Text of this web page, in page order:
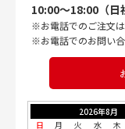
10:00〜18:00（日
※お電話でのご注文は
※お電話でのお問い
2026年8月
日
月 火 水 木